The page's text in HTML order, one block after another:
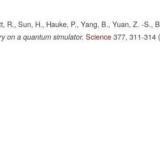
R., Sun, H., Hauke, P., Yang, B., Yuan, Z. -S.,
on a quantum simulator. Science 377, 311-314